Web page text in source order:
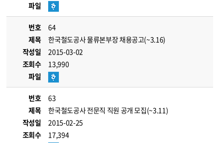
파일
번호
64
제목
한국철도공사 물류본부장 채용공고(~3.16)
작성일
2015-03-02
조회수
13,990
파일
번호
63
제목
한국철도공사 전문직 직원 공개 모집(~3.11)
작성일
2015-02-25
조회수
17,394